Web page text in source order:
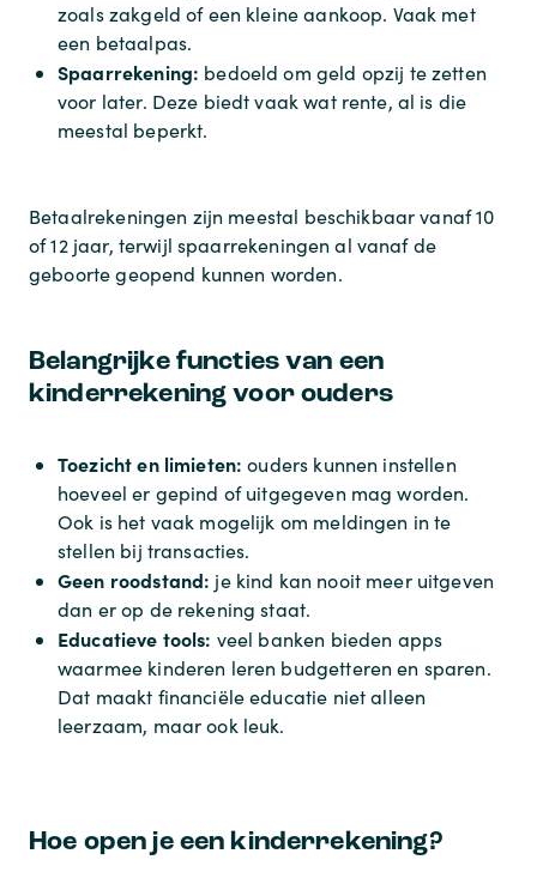
zoals zakgeld of een kleine aankoop. Vaak met
een betaalpas.
Spaarrekening: bedoeld om geld opzij te zetten
voor later. Deze biedt vaak wat rente, al is die
meestal beperkt.
Betaalrekeningen zijn meestal beschikbaar vanaf 10
of 12 jaar, terwijl spaarrekeningen al vanaf de
geboorte geopend kunnen worden.
Belangrijke functies van een
kinderrekening voor ouders
Toezicht en limieten: ouders kunnen instellen
hoeveel er gepind of uitgegeven mag worden.
Ook is het vaak mogelijk om meldingen in te
stellen bij transacties.
Geen roodstand: je kind kan nooit meer uitgeven
dan er op de rekening staat.
Educatieve tools: veel banken bieden apps
waarmee kinderen leren budgetteren en sparen.
Dat maakt financiële educatie niet alleen
leerzaam, maar ook leuk.
Hoe open je een kinderrekening?